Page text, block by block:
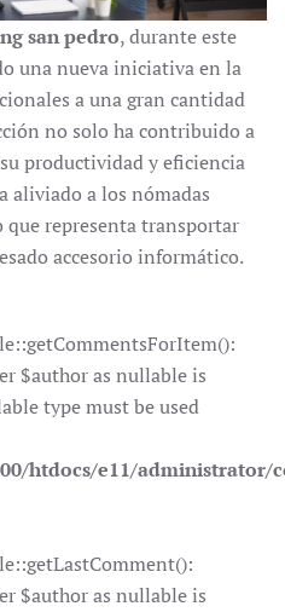
san pedro, durante este
una nueva iniciativa en la
a una gran cantidad
no solo ha contribuido a
productividad y eficiencia
aliviado a los nómadas
representa transportar
accesorio informático.
$author as nullable is
type must be used
htdocs/e11/
$author as nullable is